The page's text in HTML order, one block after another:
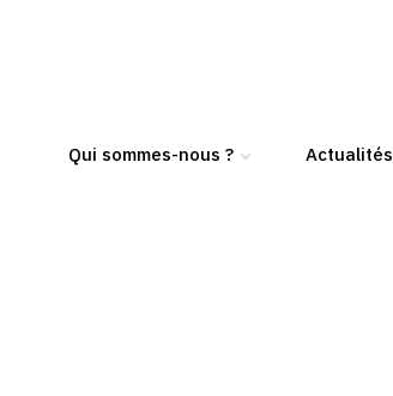
Qui sommes-nous ? Actualités